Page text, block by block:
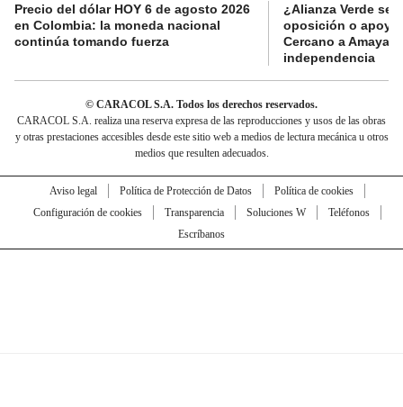
Precio del dólar HOY 6 de agosto 2026
en Colombia: la moneda nacional
continúa tomando fuerza
¿Alianza Verde se
oposición o apoya
Cercano a Amaya
independencia
© CARACOL S.A. Todos los derechos reservados.
CARACOL S.A. realiza una reserva expresa de las reproducciones y usos de las obras
y otras prestaciones accesibles desde este sitio web a medios de lectura mecánica u otros
medios que resulten adecuados.
Aviso legal Política de Protección de Datos
Política de cookies
Configuración de cookies
Transparencia Soluciones W
Teléfonos
Escríbanos